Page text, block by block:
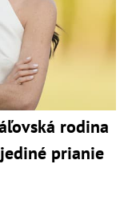
rodina
prianie